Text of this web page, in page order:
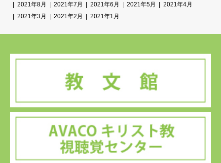
2021年8月
2021年7月 2021年6月 2021年5月
2021年4月
2021年3月
2021年2月 2021年1月